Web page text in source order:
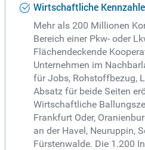
Wirtschaftliche
Mehr als 200 Millionen
Bereich einer Pkw- oder
Flächendeckende
Unternehmen im
für Jobs, Rohstoffbezug,
Absatz für beide Seiten
Wirtschaftliche
Frankfurt Oder,
an der Havel, Neuruppin,
Fürstenwalde. Die 1.200